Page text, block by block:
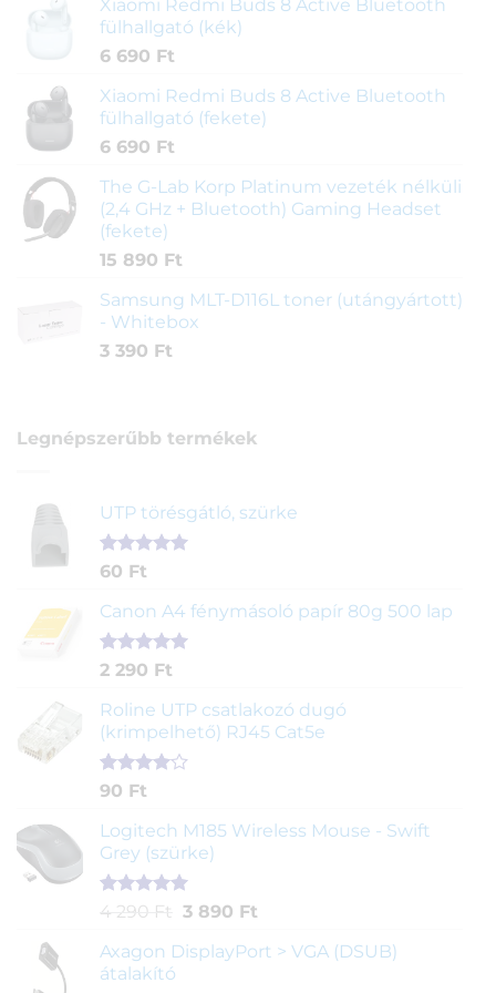
Xiaomi Redmi Buds 8 Active Bluetooth
fülhallgató (kék)
6 690 Ft
Xiaomi Redmi Buds 8 Active Bluetooth
fülhallgató (fekete)
6 690 Ft
The G-Lab Korp Platinum vezeték nélküli
(2,4 GHz + Bluetooth) Gaming Headset
(fekete)
15 890 Ft
Samsung MLT-D116L toner (utángyártott)
- Whitebox
3 390 Ft
Legnépszerűbb termékek
UTP törésgátló, szürke
Értékelés
ből,
1
értékelés
alapján
60 Ft
Canon A4 fénymásoló papír 80g 500 lap
Értékelés
ből,
2
értékelés
alapján
2 290 Ft
Roline UTP csatlakozó dugó
(krimpelhető) RJ45 Cat5e
Értékelés
5-ből,
2
értékelés
alapján
90 Ft
Logitech M185 Wireless Mouse - Swift
Grey (szürke)
Értékelés
ből,
1
értékelés
alapján
4 290 Ft Original
was:
3 890 FtCurrent
is:
Axagon DisplayPort > VGA (DSUB)
átalakító